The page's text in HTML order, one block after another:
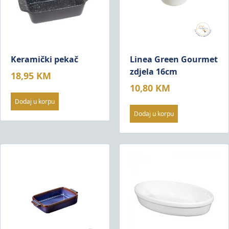
Keramički pekač
18,95 KM
Dodaj u korpu
Linea Green Gourmet
zdjela 16cm
10,80 KM
Dodaj u korpu